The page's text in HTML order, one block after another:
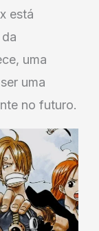
está
uma
uma
no futuro.